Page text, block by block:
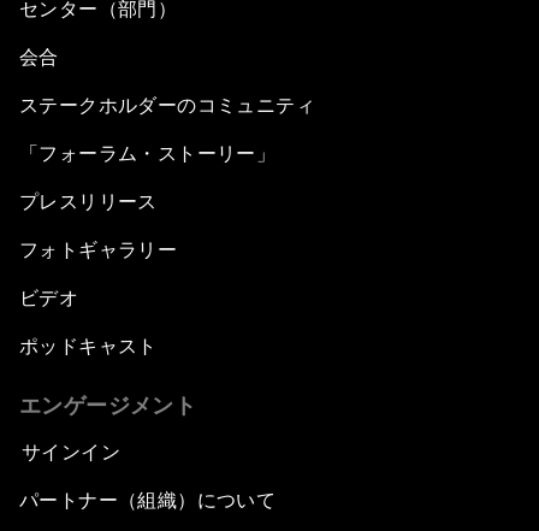
センター（部門）
会合
ステークホルダーのコミュニティ
「フォーラム・ストーリー」
プレスリリース
フォトギャラリー
ビデオ
ポッドキャスト
エンゲージメント
サインイン
パートナー（組織）について